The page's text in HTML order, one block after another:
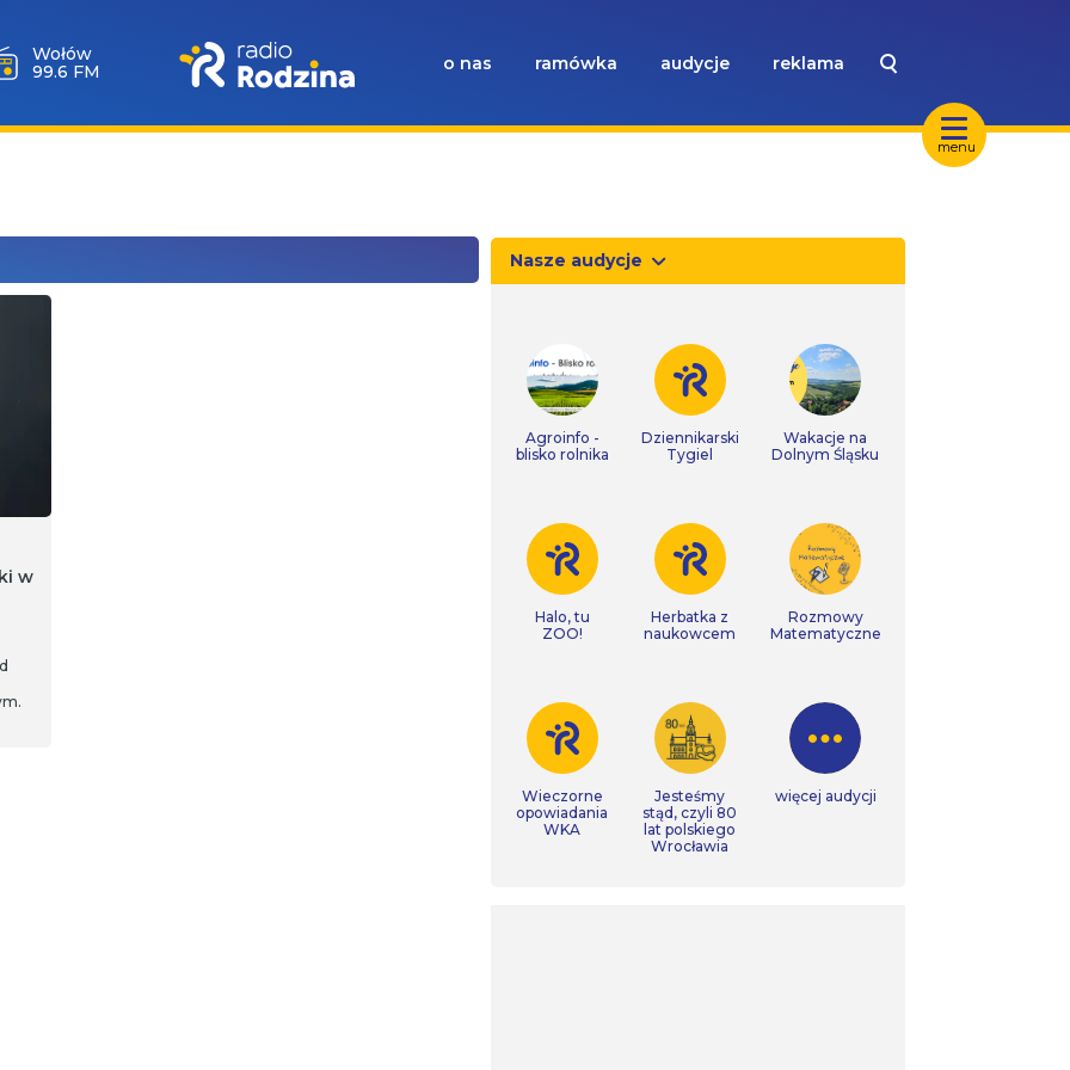
menu
Wołów
99.6 FM
o nas ramówka audycje reklama
w
Nasze audycje
Agroinfo -
blisko rolnika
Dziennikarski
Tygiel
Wakacje na
Dolnym Śląsku
Halo, tu
ZOO!
Herbatka z
naukowcem
Rozmowy
Matematyczne
Wieczorne
opowiadania
WKA
Jesteśmy
stąd, czyli 80
lat polskiego
Wrocławia
więcej audycji